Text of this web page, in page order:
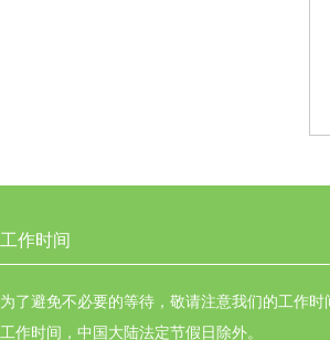
工作时间
为了避免不必要的等待，敬请注意我们的工作时
工作时间，中国大陆法定节假日除外。